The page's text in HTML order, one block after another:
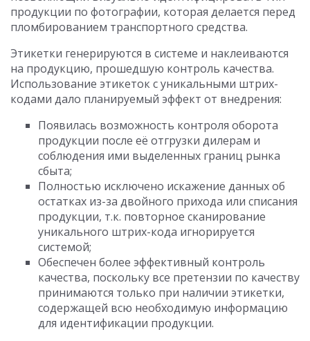
продукции по фотографии, которая делается перед
пломбированием транспортного средства.
Этикетки генерируются в системе и наклеиваются
на продукцию, прошедшую контроль качества.
Использование этикеток с уникальными штрих-
кодами дало планируемый эффект от внедрения:
Появилась возможность контроля оборота
продукции после её отгрузки дилерам и
соблюдения ими выделенных границ рынка
сбыта;
Полностью исключено искажение данных об
остатках из-за двойного прихода или списания
продукции, т.к. повторное сканирование
уникального штрих-кода игнорируется
системой;
Обеспечен более эффективный контроль
качества, поскольку все претензии по качеству
принимаются только при наличии этикетки,
содержащей всю необходимую информацию
для идентификации продукции.